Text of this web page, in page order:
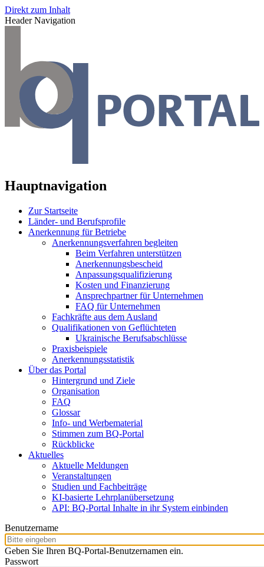
Direkt zum Inhalt
Header Navigation
Hauptnavigation
Zur Startseite
Länder- und Berufsprofile
Anerkennung für Betriebe
Anerkennungsverfahren begleiten
Beim Verfahren unterstützen
Anerkennungsbescheid
Anpassungsqualifizierung
Kosten und Finanzierung
Ansprechpartner für Unternehmen
FAQ für Unternehmen
Fachkräfte aus dem Ausland
Qualifikationen von Geflüchteten
Ukrainische Berufsabschlüsse
Praxisbeispiele
Anerkennungsstatistik
Über das Portal
Hintergrund und Ziele
Organisation
FAQ
Glossar
Info- und Werbematerial
Stimmen zum BQ-Portal
Rückblicke
Aktuelles
Aktuelle Meldungen
Veranstaltungen
Studien und Fachbeiträge
KI-basierte Lehrplanübersetzung
API: BQ-Portal Inhalte in ihr System einbinden
Benutzername
Geben Sie Ihren BQ-Portal-Benutzernamen ein.
Passwort